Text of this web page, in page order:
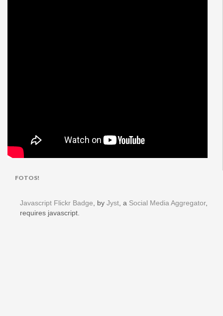
FOTOS!
Javascript Flickr Badge , by Jyst , a Social Media Aggregator,
requires javascript.